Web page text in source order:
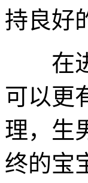
持良好
在进
可以更
理，生
终的宝